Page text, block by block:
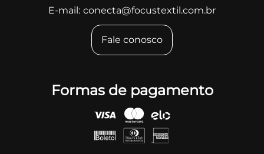
E-mail: conecta@focustextil.com.br
Fale conosco
Formas de pagamento